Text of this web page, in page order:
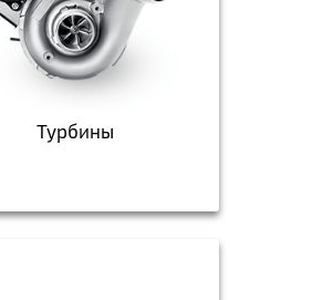
Турбины